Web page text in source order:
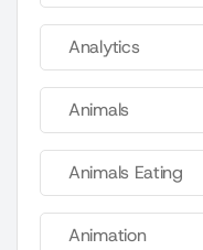
Analytics
Animals
Animals Eating
Animation